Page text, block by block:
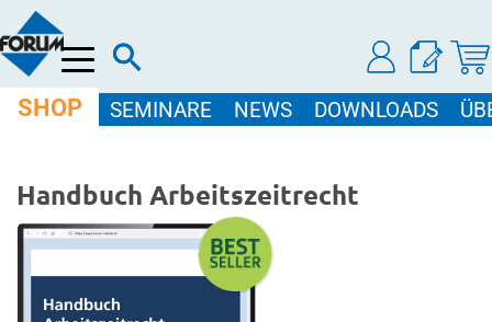
Menü
SHOP SEMINARE NEWS DOWNLOADS
Handbuch Arbeitszeitrecht